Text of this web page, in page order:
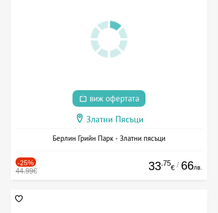
виж офертата
Златни Пясъци
Берлин Грийн Парк - Златни пясъци
-25%
44.99€ 33.75
€ / 66лв.